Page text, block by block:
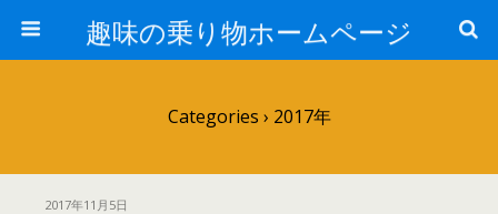
趣味の乗り物ホームページ
Categories › 2017年
2017年11月5日